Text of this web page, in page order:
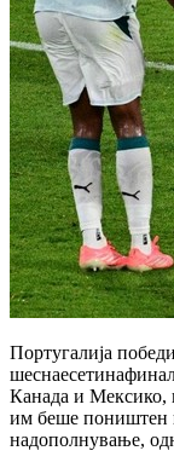
Португалија
Канада и Мексико,
им беше поништен
надополнување,